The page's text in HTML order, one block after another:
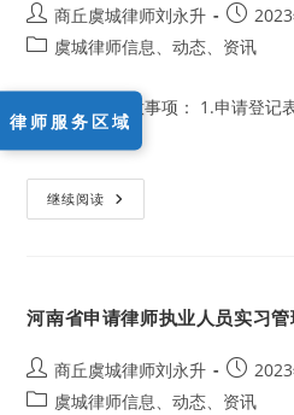
业
证
申
请
程
(2023)
Post
author:
商丘虞城律师刘永升
Post
Post虞城律师信息、动态、资讯
装订顺序及注意事项： 1.申请登
颁…
继续阅读 律
师
料
说
(2023)
河南省申请律师执业人员实习
Post
author:
商丘虞城律师刘永升
Post
Post虞城律师信息、动态、资讯
律师服务区域